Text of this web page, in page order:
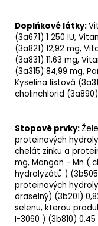
Doplňkové látky:
(3a671) 1 250 IU,
(3a821) 12,92 mg,
(3a831) 11,63 mg,
(3a315) 84,99 mg,
Kyselina listová
cholinchlorid
Stopové prvky:
proteinových
chelát zinku a
mg, Mangan - Mn (
hydrolyzátů )
proteinových
draselný) (3b201)
selenu, kterou
I-3060 ) (3b810) 0,45